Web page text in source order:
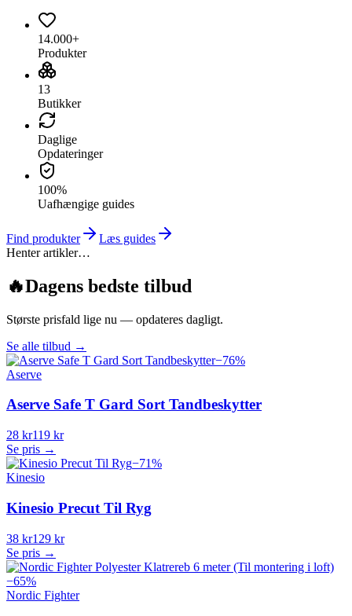
14.000+
Produkter
13
Butikker
Daglige
Opdateringer
100%
Uafhængige guides
Find produkter
Læs guides
Henter artikler…
🔥Dagens bedste tilbud
Største prisfald lige nu — opdateres dagligt.
Se alle tilbud →
−76%
Aserve
Aserve Safe T Gard Sort Tandbeskytter
28 kr119 kr
Se pris →
−71%
Kinesio
Kinesio Precut Til Ryg
38 kr129 kr
Se pris →
−65%
Nordic Fighter